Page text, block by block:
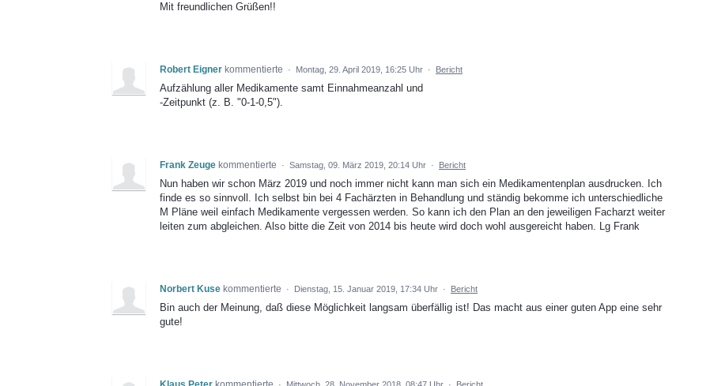
Mit freundlichen Grüßen!!
Robert Eigner kommentierte · Montag, 29. April 2019, 16:25 Uhr · Bericht
Aufzählung aller Medikamente samt Einnahmeanzahl und
-Zeitpunkt (z. B. "0-1-0,5").
Frank Zeuge kommentierte · Samstag, 09. März 2019, 20:14 Uhr · Bericht
Nun haben wir schon März 2019 und noch immer nicht kann man sich ein Medikamentenplan ausdrucken. Ich
finde es so sinnvoll. Ich selbst bin bei 4 Fachärzten in Behandlung und ständig bekomme ich unterschiedliche
M Pläne weil einfach Medikamente vergessen werden. So kann ich den Plan an den jeweiligen Facharzt weiter
leiten zum abgleichen. Also bitte die Zeit von 2014 bis heute wird doch wohl ausgereicht haben. Lg Frank
Norbert Kuse kommentierte · Dienstag, 15. Januar 2019, 17:34 Uhr · Bericht
Bin auch der Meinung, daß diese Möglichkeit langsam überfällig ist! Das macht aus einer guten App eine sehr
gute!